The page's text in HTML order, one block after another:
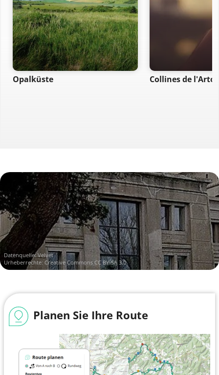
Opalküste Collines de
Datenquelle:Velvet
Urheberrechte: Creative Commons CC BY-SA 3.0
Planen Sie Ihre Route